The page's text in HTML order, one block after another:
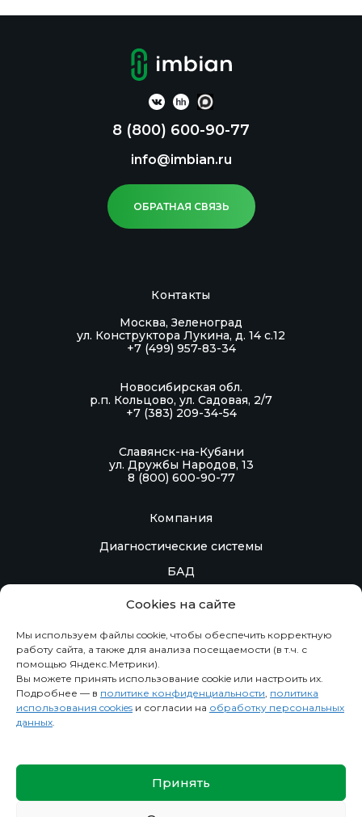
Cookies на сайте
Мы используем файлы cookie, чтобы обеспечить корректную
работу сайта, а также для анализа посещаемости (в т.ч. с
помощью Яндекс.Метрики).
Вы можете принять использование cookie или настроить их.
Подробнее — в политике конфиденциальности, политика
использования cookies и согласии на обработку персональных
данных.
Принять
8 (800) 600-90-77
info@imbian.ru
ОБРАТНАЯ СВЯЗЬ
Компания
Диагностические системы
БАД
Контакты
Информация
Новости
Контакты
Москва, Зеленоград
ул. Конструктора Лукина, д. 14 с.12
+7 (499) 957-83-34
Новосибирская обл.
р.п. Кольцово, ул. Садовая, 2/7
+7 (383) 209-34-54
Славянск-на-Кубани
ул. Дружбы Народов, 13
8 (800) 600-90-77